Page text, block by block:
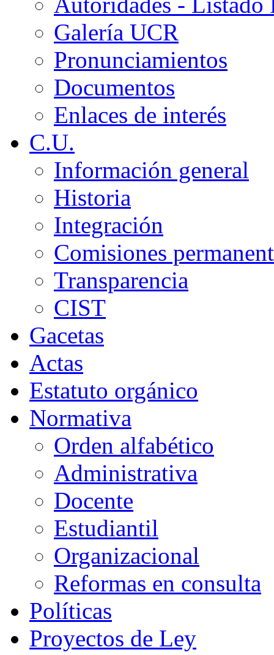
Galería UCR
Pronunciamientos
Documentos
Enlaces de interés
C.U.
Información general
Historia
Integración
Comisiones
Transparencia
CIST
Gacetas
Actas
Estatuto orgánico
Normativa
Orden alfabético
Administrativa
Docente
Estudiantil
Organizacional
Reformas en consulta
Políticas
Proyectos de Ley